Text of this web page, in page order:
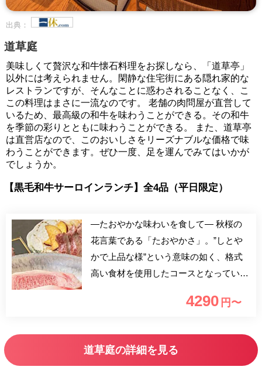
出典：
道草庭
美味しくて贅沢な和牛懐石料理をお探しなら、「道草亭」
以外には考えられません。閑静な住宅街にある隠れ家的な
レストランですが、そんなことに惑わされることなく、こ
この料理はまさに一流なのです。 老舗の肉問屋が直営して
いるため、最高級の和牛を味わうことができる。その和牛
を季節の彩りとともに味わうことができる。 また、道草亭
は直営店なので、このおいしさをリーズナブルな価格で味
わうことができます。ぜひ一度、足を運んでみてはいかが
でしょうか。
【黒毛和牛サーロインランチ】全4品（平日限定）
―たおやかな味わいを食して― 秋桜の
花言葉である「たおやかさ」。”しとや
かで上品な様”という意味の如く、格式
高い食材を使用したコースとなっていま
り、特に当店自慢の黒毛和牛サーロイン
が渾然一体となることで口いっぱいにそ
の風味が広がります。 丹精込めて仕上
4290 円〜
道草庭の詳細を見る